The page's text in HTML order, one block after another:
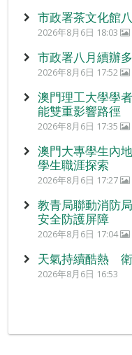
市政署茶文化館
2026年8月6日 18:03
市政署八月續辦
2026年8月6日 17:52
澳門理工大學學
能雙重影響路徑
2026年8月6日 17:35
澳門大專學生內
學生職涯探索
2026年8月6日 17:27
教青局聯動消防
安全防護屏障
2026年8月6日 17:04
天氣持續酷熱
2026年8月6日 16:53